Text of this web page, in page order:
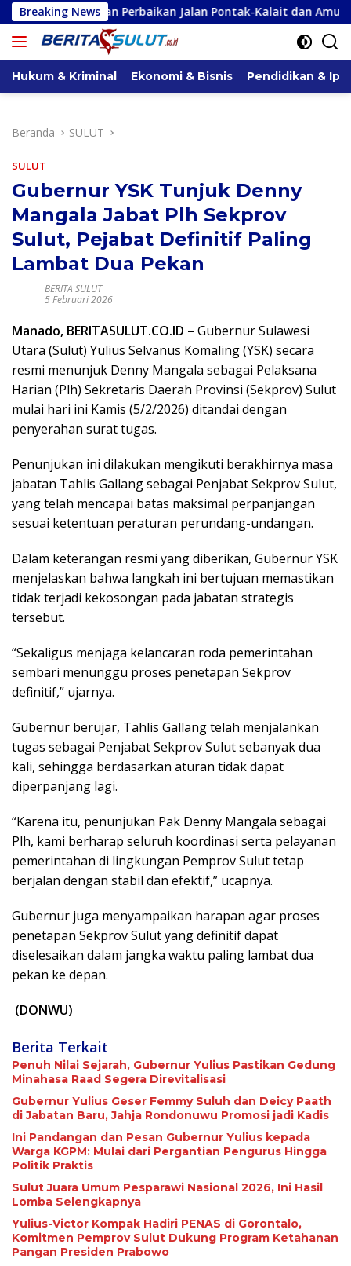
Langsung
ke
konten
Breaking News
Perbaikan Jalan Pontak-Kalait dan Amurang-Ratahan
Hukum & Kriminal Ekonomi & Bisnis Pendidikan &
Beranda SULUT
SULUT
Gubernur YSK Tunjuk Denny
Mangala Jabat Plh Sekprov
Sulut, Pejabat Definitif Paling
Lambat Dua Pekan
BERITA SULUT
5 Februari 2026
Manado, BERITASULUT.CO.ID – Gubernur Sulawesi
Utara (Sulut) Yulius Selvanus Komaling (YSK) secara
resmi menunjuk Denny Mangala sebagai Pelaksana
Harian (Plh) Sekretaris Daerah Provinsi (Sekprov) Sulut
mulai hari ini Kamis (5/2/2026) ditandai dengan
penyerahan surat tugas.
Penunjukan ini dilakukan mengikuti berakhirnya masa
jabatan Tahlis Gallang sebagai Penjabat Sekprov Sulut,
yang telah mencapai batas maksimal perpanjangan
sesuai ketentuan peraturan perundang-undangan.
Dalam keterangan resmi yang diberikan, Gubernur YSK
menjelaskan bahwa langkah ini bertujuan memastikan
tidak terjadi kekosongan pada jabatan strategis
tersebut.
“Sekaligus menjaga kelancaran roda pemerintahan
sembari menunggu proses penetapan Sekprov
definitif,” ujarnya.
Gubernur berujar, Tahlis Gallang telah menjalankan
tugas sebagai Penjabat Sekprov Sulut sebanyak dua
kali, sehingga berdasarkan aturan tidak dapat
diperpanjang lagi.
“Karena itu, penunjukan Pak Denny Mangala sebagai
Plh, kami berharap seluruh koordinasi serta pelayanan
pemerintahan di lingkungan Pemprov Sulut tetap
berjalan dengan stabil dan efektif,” ucapnya.
Gubernur juga menyampaikan harapan agar proses
penetapan Sekprov Sulut yang definitif dapat
diselesaikan dalam jangka waktu paling lambat dua
pekan ke depan.
(DONWU)
Berita Terkait
Penuh Nilai Sejarah, Gubernur Yulius Pastikan Gedung
Minahasa Raad Segera Direvitalisasi
Gubernur Yulius Geser Femmy Suluh dan Deicy Paath
di Jabatan Baru, Jahja Rondonuwu Promosi jadi Kadis
Ini Pandangan dan Pesan Gubernur Yulius kepada
Warga KGPM: Mulai dari Pergantian Pengurus Hingga
Politik Praktis
Sulut Juara Umum Pesparawi Nasional 2026, Ini Hasil
Lomba Selengkapnya
Yulius-Victor Kompak Hadiri PENAS di Gorontalo,
Komitmen Pemprov Sulut Dukung Program Ketahanan
Pangan Presiden Prabowo